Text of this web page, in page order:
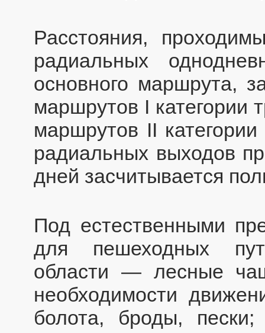
Расстояния,
радиальных
основного маршрута,
маршрутов I категории
маршрутов II
радиальных выходов
дней засчитывается
Под естественными
для пешеходных
области — лесные
необходимости
болота, броды,